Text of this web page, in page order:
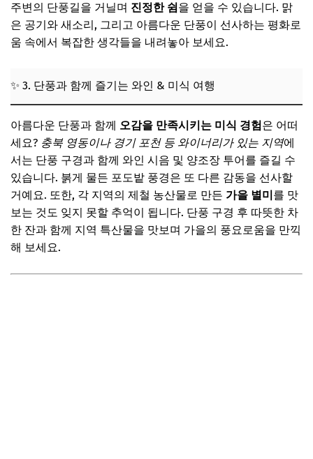
주변의 단풍길을 거닐며 진정한 쉼을 얻을 수 있습니다. 맑
은 공기와 새소리, 그리고 아름다운 단풍이 선사하는 평화로
움 속에서 복잡한 생각들을 내려놓아 보세요.
✨ 3. 단풍과 함께 즐기는 와인 & 미식 여행
아름다운 단풍과 함께 오감을 만족시키는 미식 경험은 어떠
세요? 충북 영동이나 경기 포천 등 와이너리가 있는 지역에
서는 단풍 구경과 함께 와인 시음 및 양조장 투어를 즐길 수
있습니다. 붉게 물든 포도밭 풍경은 또 다른 감동을 선사할
거예요. 또한, 각 지역의 제철 농산물로 만든 가을 별미를 맛
보는 것도 잊지 못할 추억이 됩니다. 단풍 구경 후 따뜻한 차
한 잔과 함께 지역 특산물을 맛보며 가을의 풍요로움을 만끽
해 보세요.